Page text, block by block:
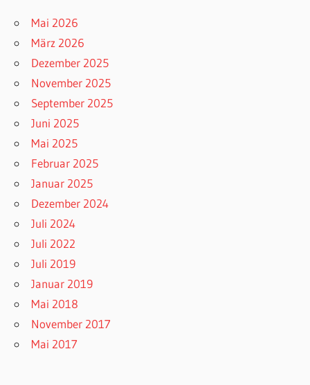
Mai 2026
März 2026
Dezember 2025
November 2025
September 2025
Juni 2025
Mai 2025
Februar 2025
Januar 2025
Dezember 2024
Juli 2024
Juli 2022
Juli 2019
Januar 2019
Mai 2018
November 2017
Mai 2017